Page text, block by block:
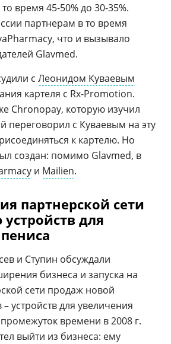
время 45-50% до 30-35%.
партнерам в то время
что и вызывало
Glavmed.
с Леонидом Куваевым
картеля с Rx-Promotion.
Chronopay, которую изучил
переговорил с Куваевым на эту
к картелю. Но
создан: помимо Glavmed, в
и Mailien.
партнерской сети
для
и Ступин обсуждали
бизнеса и запуска на
сети продаж новой
устройств для увеличения
времени в 2008 г.
выйти из бизнеса: ему